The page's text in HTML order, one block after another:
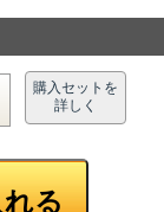
購入セットを
詳しく